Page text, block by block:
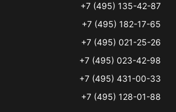
+7 (495) 135-42-87
+7 (495) 182-17-65
+7 (495) 021-25-26
+7 (495) 023-42-98
+7 (495) 431-00-33
+7 (495) 128-01-88